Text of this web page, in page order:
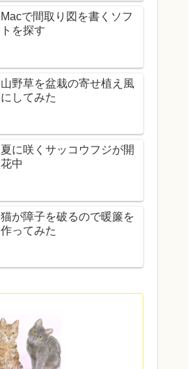
Macで間取り図を書くソフ
トを探す
山野草を盆栽の寄せ植え風
にしてみた
夏に咲くサッコウフジが開
花中
猫が障子を破るので暖簾を
作ってみた